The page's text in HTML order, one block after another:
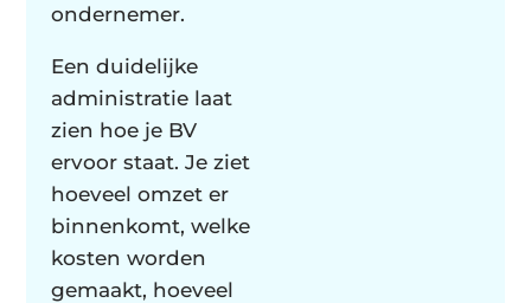
ondernemer.
Een duidelijke
administratie laat
zien hoe je BV
ervoor staat. Je ziet
hoeveel omzet er
binnenkomt, welke
kosten worden
gemaakt, hoeveel